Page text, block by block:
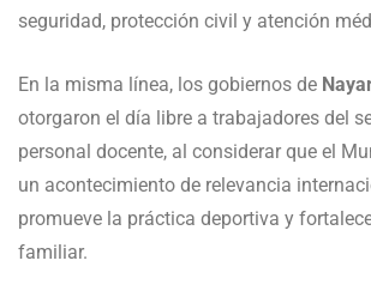
seguridad, protección civil y atención
En la misma línea, los gobiernos de
otorgaron el día libre a trabajadores del
personal docente, al considerar que el
un acontecimiento de relevancia
promueve la práctica deportiva y
familiar.